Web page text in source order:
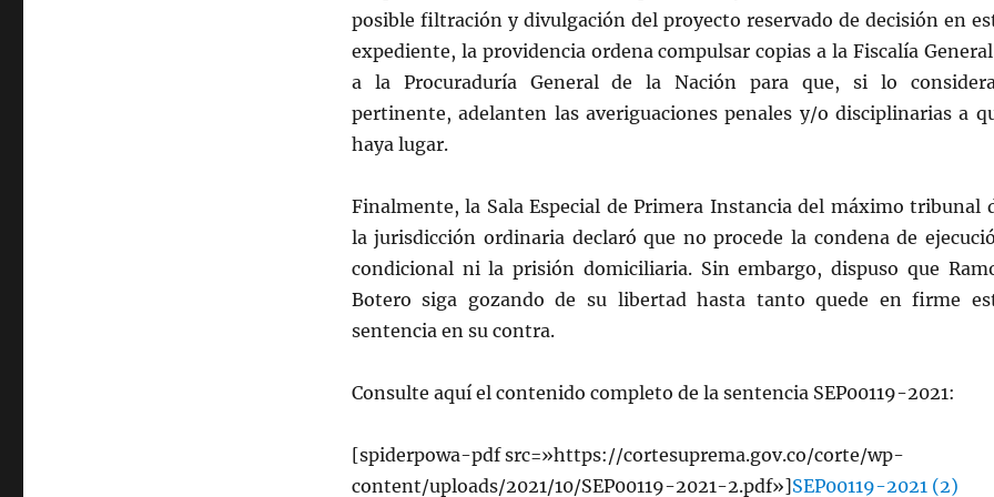
posible filtración y divulgación del proyecto reservado de decisión en
expediente, la providencia ordena compulsar copias a la Fiscalía
a la Procuraduría General de la Nación para que, si lo
pertinente, adelanten las averiguaciones penales y/o disciplinarias a
haya lugar.
Finalmente, la Sala Especial de Primera Instancia del máximo tribunal
la jurisdicción ordinaria declaró que no procede la condena de
condicional ni la prisión domiciliaria. Sin embargo, dispuso que
Botero siga gozando de su libertad hasta tanto quede en firme
sentencia en su contra.
Consulte aquí el contenido completo de la sentencia SEP00119-2021:
[spiderpowa-pdf src=»https://cortesuprema.gov.co/corte/wp-
content/uploads/2021/10/SEP00119-2021-2.pdf»]SEP00119-2021 (2)